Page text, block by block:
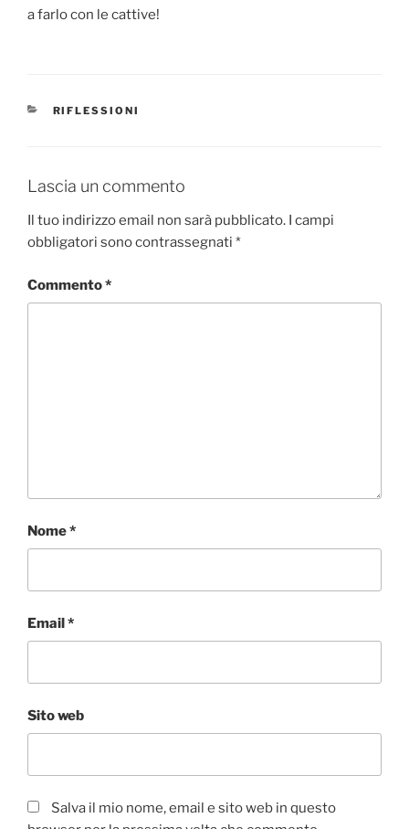
a farlo con le cattive!
CATEGORIE
RIFLESSIONI
Lascia un commento
Il tuo indirizzo email non sarà pubblicato. I campi
obbligatori sono contrassegnati *
Commento*
Nome*
Email*
Sito web
Salva il mio nome, email e sito web in questo